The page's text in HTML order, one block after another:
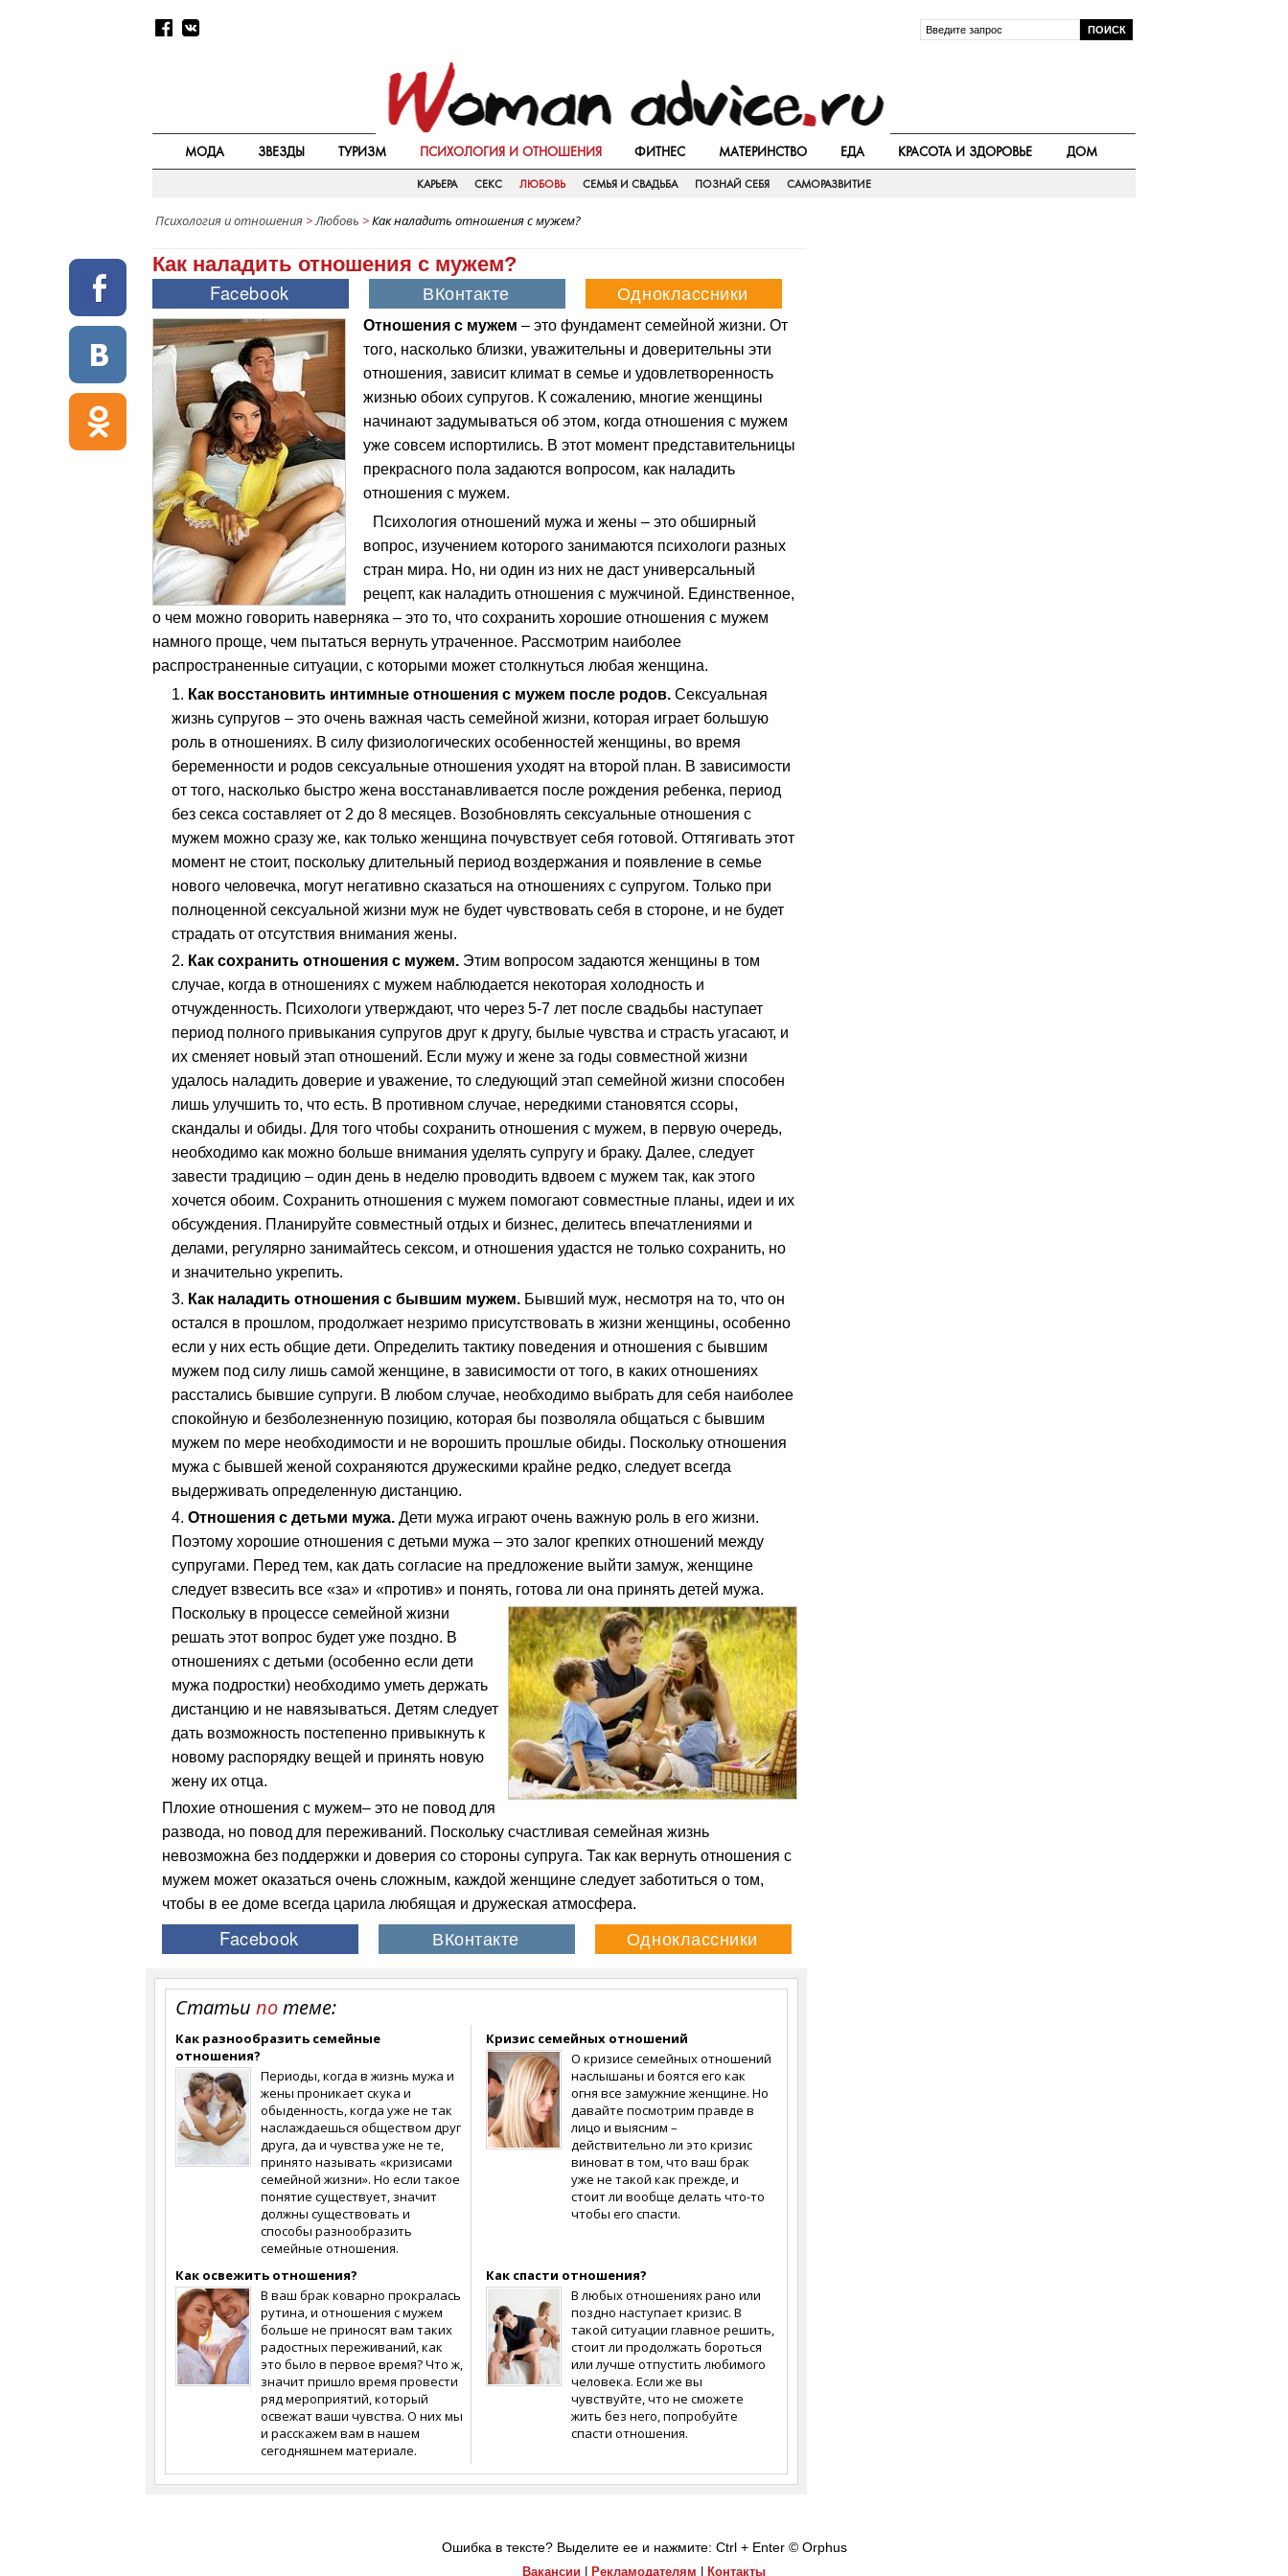
МОДА ЗВЕЗДЫ ТУРИЗМ ПСИХОЛОГИЯ И ОТНОШЕНИЯ ФИТНЕС МАТЕРИНСТВО ЕДА КРАСОТА И ЗДОРОВЬЕ ДОМ
КАРЬЕРА СЕКС ЛЮБОВЬ СЕМЬЯ И СВАДЬБА ПОЗНАЙ СЕБЯ САМОРАЗВИТИЕ
Психология и отношения >Любовь >Как наладить отношения с мужем?
Как наладить отношения с мужем?
Отношения с мужем – это фундамент семейной жизни. От
того, насколько близки, уважительны и доверительны эти
отношения, зависит климат в семье и удовлетворенность
жизнью обоих супругов. К сожалению, многие женщины
начинают задумываться об этом, когда отношения с мужем
уже совсем испортились. В этот момент представительницы
прекрасного пола задаются вопросом, как наладить
отношения с мужем.
Психология отношений мужа и жены – это обширный
вопрос, изучением которого занимаются психологи разных
стран мира. Но, ни один из них не даст универсальный
рецепт, как наладить отношения с мужчиной. Единственное,
о чем можно говорить наверняка – это то, что сохранить хорошие отношения с мужем
намного проще, чем пытаться вернуть утраченное. Рассмотрим наиболее
распространенные ситуации, с которыми может столкнуться любая женщина.
Как восстановить интимные отношения с мужем после родов. Сексуальная
жизнь супругов – это очень важная часть семейной жизни, которая играет большую
роль в отношениях. В силу физиологических особенностей женщины, во время
беременности и родов сексуальные отношения уходят на второй план. В зависимости
от того, насколько быстро жена восстанавливается после рождения ребенка, период
без секса составляет от 2 до 8 месяцев. Возобновлять сексуальные отношения с
мужем можно сразу же, как только женщина почувствует себя готовой. Оттягивать этот
момент не стоит, поскольку длительный период воздержания и появление в семье
нового человечка, могут негативно сказаться на отношениях с супругом. Только при
полноценной сексуальной жизни муж не будет чувствовать себя в стороне, и не будет
страдать от отсутствия внимания жены.
Как сохранить отношения с мужем. Этим вопросом задаются женщины в том
случае, когда в отношениях с мужем наблюдается некоторая холодность и
отчужденность. Психологи утверждают, что через 5-7 лет после свадьбы наступает
период полного привыкания супругов друг к другу, былые чувства и страсть угасают, и
их сменяет новый этап отношений. Если мужу и жене за годы совместной жизни
удалось наладить доверие и уважение, то следующий этап семейной жизни способен
лишь улучшить то, что есть. В противном случае, нередкими становятся ссоры,
скандалы и обиды. Для того чтобы сохранить отношения с мужем, в первую очередь,
необходимо как можно больше внимания уделять супругу и браку. Далее, следует
завести традицию – один день в неделю проводить вдвоем с мужем так, как этого
хочется обоим. Сохранить отношения с мужем помогают совместные планы, идеи и их
обсуждения. Планируйте совместный отдых и бизнес, делитесь впечатлениями и
делами, регулярно занимайтесь сексом, и отношения удастся не только сохранить, но
и значительно укрепить.
Как наладить отношения с бывшим мужем. Бывший муж, несмотря на то, что он
остался в прошлом, продолжает незримо присутствовать в жизни женщины, особенно
если у них есть общие дети. Определить тактику поведения и отношения с бывшим
мужем под силу лишь самой женщине, в зависимости от того, в каких отношениях
расстались бывшие супруги. В любом случае, необходимо выбрать для себя наиболее
спокойную и безболезненную позицию, которая бы позволяла общаться с бывшим
мужем по мере необходимости и не ворошить прошлые обиды. Поскольку отношения
мужа с бывшей женой сохраняются дружескими крайне редко, следует всегда
выдерживать определенную дистанцию.
Отношения с детьми мужа. Дети мужа играют очень важную роль в его жизни.
Поэтому хорошие отношения с детьми мужа – это залог крепких отношений между
супругами. Перед тем, как дать согласие на предложение выйти замуж, женщине
следует взвесить все «за» и «против» и понять, готова ли она принять детей мужа.
Поскольку в процессе семейной жизни
решать этот вопрос будет уже поздно. В
отношениях с детьми (особенно если дети
мужа подростки) необходимо уметь держать
дистанцию и не навязываться. Детям следует
дать возможность постепенно привыкнуть к
новому распорядку вещей и принять новую
жену их отца.
Плохие отношения с мужем– это не повод для
развода, но повод для переживаний. Поскольку счастливая семейная жизнь
невозможна без поддержки и доверия со стороны супруга. Так как вернуть отношения с
мужем может оказаться очень сложным, каждой женщине следует заботиться о том,
чтобы в ее доме всегда царила любящая и дружеская атмосфера.
Статьи потеме:
Как разнообразить семейные
отношения?
Периоды, когда в жизнь мужа и
жены проникает скука и
обыденность, когда уже не так
наслаждаешься обществом друг
друга, да и чувства уже не те,
принято называть «кризисами
семейной жизни». Но если такое
понятие существует, значит
должны существовать и
способы разнообразить
семейные отношения.
Кризис семейных отношений
О кризисе семейных отношений
наслышаны и боятся его как
огня все замужние женщине. Но
давайте посмотрим правде в
лицо и выясним –
действительно ли это кризис
виноват в том, что ваш брак
уже не такой как прежде, и
стоит ли вообще делать что-то
чтобы его спасти.
Как освежить отношения?
В ваш брак коварно прокралась
рутина, и отношения с мужем
больше не приносят вам таких
радостных переживаний, как
это было в первое время? Что ж,
значит пришло время провести
ряд мероприятий, который
освежат ваши чувства. О них мы
и расскажем вам в нашем
сегодняшнем материале.
Как спасти отношения?
В любых отношениях рано или
поздно наступает кризис. В
такой ситуации главное решить,
стоит ли продолжать бороться
или лучше отпустить любимого
человека. Если же вы
чувствуйте, что не сможете
жить без него, попробуйте
спасти отношения.
Ошибка в тексте? Выделите ее и нажмите: Ctrl + Enter © Orphus
Вакансии Рекламодателям Контакты